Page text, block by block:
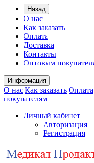
Назад
О нас
Как заказать
Оплата
Доставка
Контакты
Оптовым
Информация
О нас Как заказать Оплата
покупателям
Личный кабинет
Авторизация
Регистрация